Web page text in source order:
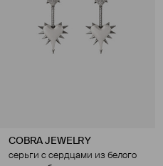
COBRA JEWELRY
серьги с сердцами из белого